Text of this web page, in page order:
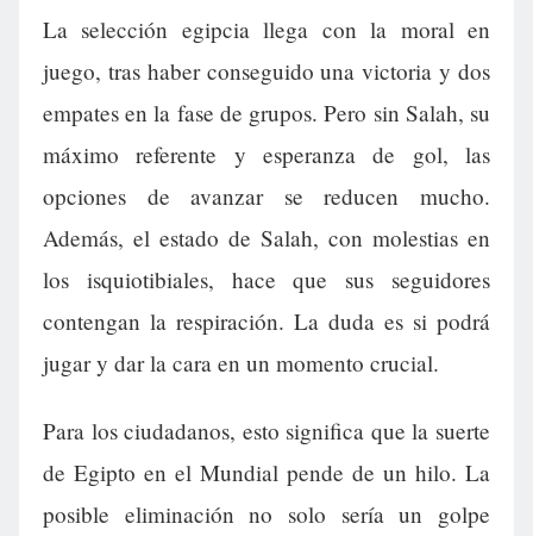
La selección egipcia llega con la moral en
juego, tras haber conseguido una victoria y dos
empates en la fase de grupos. Pero sin Salah, su
máximo referente y esperanza de gol, las
opciones de avanzar se reducen mucho.
Además, el estado de Salah, con molestias en
los isquiotibiales, hace que sus seguidores
contengan la respiración. La duda es si podrá
jugar y dar la cara en un momento crucial.
Para los ciudadanos, esto significa que la suerte
de Egipto en el Mundial pende de un hilo. La
posible eliminación no solo sería un golpe